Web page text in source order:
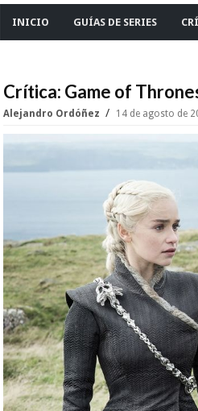
INICIO GUÍAS DE SERIES
Crítica: Game of
Alejandro Ordóñez 14 de agosto de